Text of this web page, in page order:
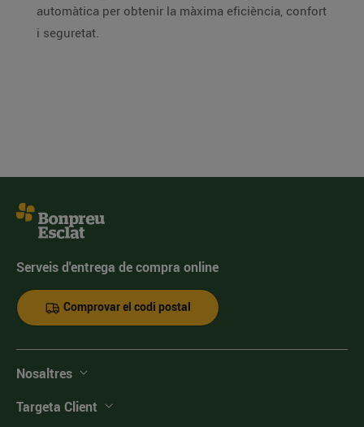
automàtica per obtenir la màxima eficiència, confort
i seguretat.
Serveis d'entrega de compra online
Comprovar el codi postal
Nosaltres
Targeta Client